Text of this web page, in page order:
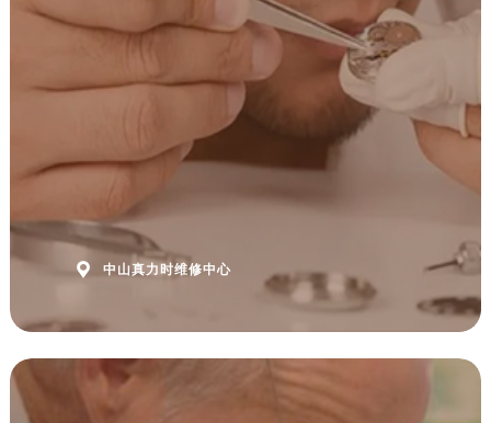
 中山真力时维修中心